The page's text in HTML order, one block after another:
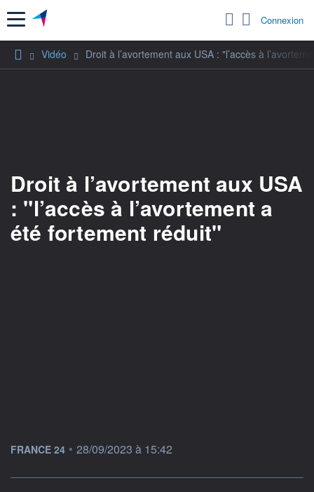
Menu Connexion
Vidéo Droit à l’avortement aux USA : "l’accès à
Droit à l’avortement aux USA
: "l’accès à l’avortement a
été fortement réduit"
information fournie par
FRANCE 24 • 28/09/2023 à 15:42